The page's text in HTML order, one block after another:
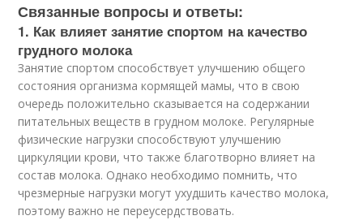
Связанные вопросы и ответы:
1. Как влияет занятие спортом на качество
грудного молока
Занятие спортом способствует улучшению общего
состояния организма кормящей мамы, что в свою
очередь положительно сказывается на содержании
питательных веществ в грудном молоке. Регулярные
физические нагрузки способствуют улучшению
циркуляции крови, что также благотворно влияет на
состав молока. Однако необходимо помнить, что
чрезмерные нагрузки могут ухудшить качество молока,
поэтому важно не переусердствовать.